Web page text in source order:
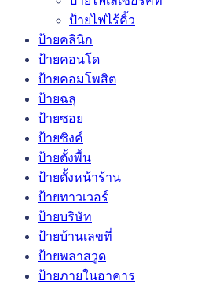
ป้ายไฟไร้คิ้ว
ป้ายคลินิก
ป้ายคอนโด
ป้ายคอมโพสิต
ป้ายฉลุ
ป้ายซอย
ป้ายซิงค์
ป้ายตั้งพื้น
ป้ายตั้งหน้าร้าน
ป้ายทาวเวอร์
ป้ายบริษัท
ป้ายบ้านเลขที่
ป้ายพลาสวูด
ป้ายภายในอาคาร